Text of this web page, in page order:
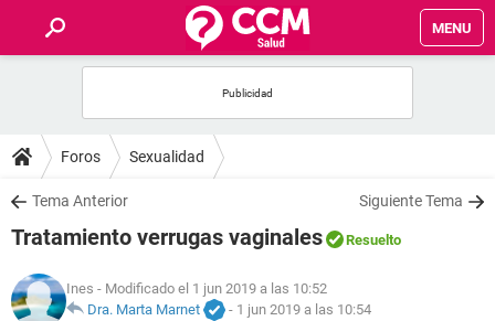
MENU
FOROS
SALUD
NUTRICIÓN
Foros Sexualidad
Tema Anterior Siguiente Tema
Tratamiento verrugas vaginales Resuelto
Ines - Modificado el 1 jun 2019 a las 10:52
Dra. Marta Marnet
- 1 jun 2019 a las 10:54